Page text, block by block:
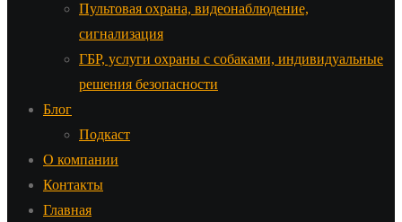
Пультовая охрана, видеонаблюдение,
сигнализация
ГБР, услуги охраны с собаками, индивидуальные
решения безопасности
Блог
Подкаст
О компании
Контакты
Главная